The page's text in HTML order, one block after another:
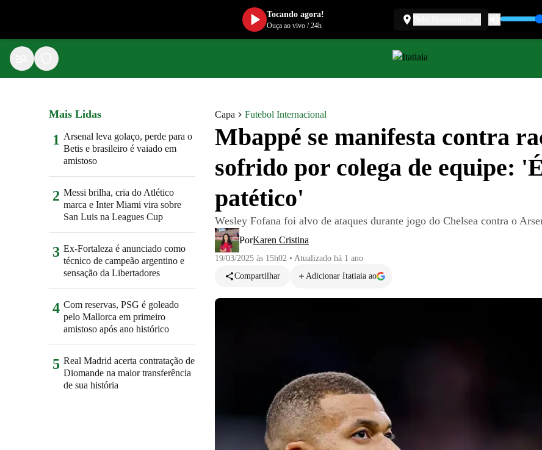
Capa Futebol Internacional
Mbappé se manifesta contra
sofrido por colega de equipe:
patético'
Wesley Fofana foi alvo de ataques durante jogo do Chelsea contra o
PorKaren Cristina
19/03/2025 às 15h02 • Atualizado há 1 ano
Compartilhar
Adicionar Itatiaia ao
Mais Lidas
1 Arsenal leva golaço, perde para o
Betis e brasileiro é vaiado em
amistoso
2 Messi brilha, cria do Atlético
marca e Inter Miami vira sobre
San Luis na Leagues Cup
3 Ex-Fortaleza é anunciado como
técnico de campeão argentino e
sensação da Libertadores
4 Com reservas, PSG é goleado
pelo Mallorca em primeiro
amistoso após ano histórico
5 Real Madrid acerta contratação de
Diomande na maior transferência
de sua história
Tocando agora!
Ouça ao vivo/24h